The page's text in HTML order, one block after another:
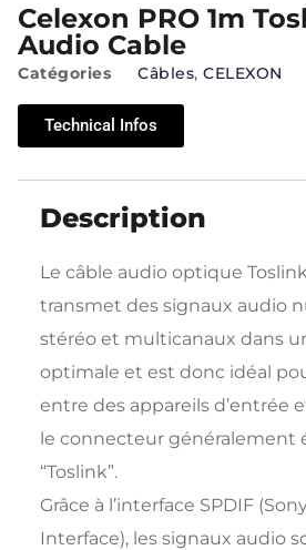
Celexon PRO 1m
Audio Cable
Catégories Câbles, CELEXON
Technical Infos
Description
Le câble audio optique
transmet des signaux audio
stéréo et multicanaux dans
optimale et est donc idéal
entre des appareils d’entrée
le connecteur généralement
“Toslink”.
Grâce à l’interface SPDIF
Interface), les signaux audio